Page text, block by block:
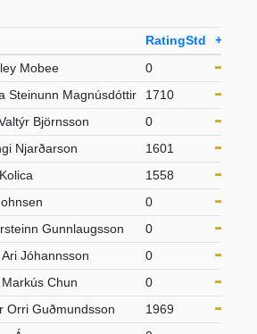
RatingStd +-
Mobee 0
Steinunn Magnúsdóttir 1710
Björnsson 0
Njarðarson 1601
1558
0
Gunnlaugsson 0
Jóhannsson 0
Chun 0
Orri Guðmundsson 1969